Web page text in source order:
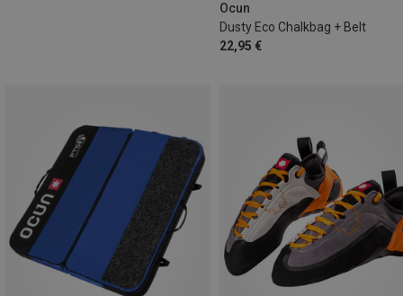
Ocun
Dusty Eco Chalkbag + Belt
22,95 €